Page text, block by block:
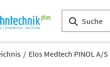
Elos Medtech PINOL A/S